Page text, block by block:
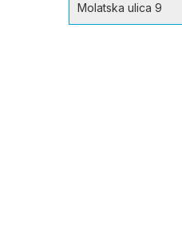
Molatska ulica 9